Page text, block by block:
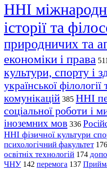
ННІ
історії та
природничих та
економіки і права 511
культури, спорту і
української
комунікацій 385 ННІ
соціальної роботи і
іноземних мов 336
ННІ фізичної культури
психологічний факультет 176
освітніх технологій 174
ЧНУ 142 перемога 137